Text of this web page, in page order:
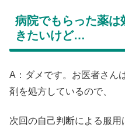
病院でもらった薬は
きたいけど…
A：ダメです。お医者さん
剤を処方しているので、
次回の自己判断による服用